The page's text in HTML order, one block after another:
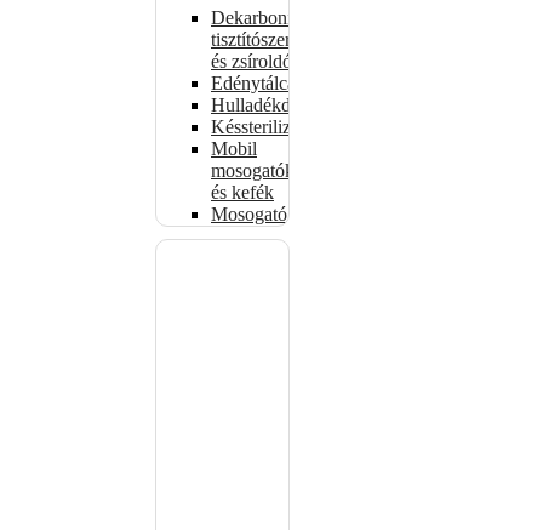
Dekarbonizáló
tisztítószerek
és zsíroldók
Edénytálcák
Hulladékdarálók
Késsterilizátorok
Mobil
mosogatók
és kefék
Mosogatógépkosarak